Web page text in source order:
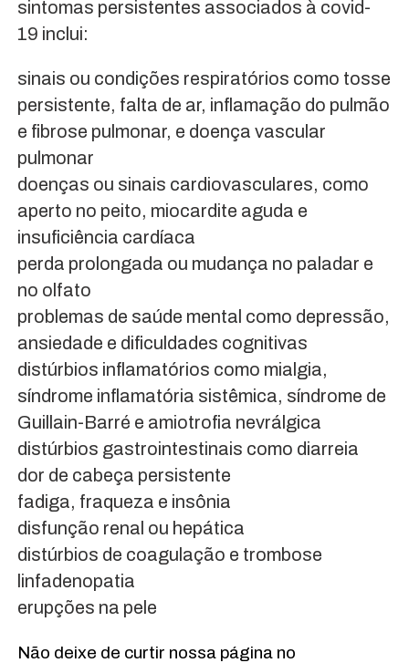
sintomas persistentes associados à covid-
19 inclui:
sinais ou condições respiratórios como tosse
persistente, falta de ar, inflamação do pulmão
e fibrose pulmonar, e doença vascular
pulmonar
doenças ou sinais cardiovasculares, como
aperto no peito, miocardite aguda e
insuficiência cardíaca
perda prolongada ou mudança no paladar e
no olfato
problemas de saúde mental como depressão,
ansiedade e dificuldades cognitivas
distúrbios inflamatórios como mialgia,
síndrome inflamatória sistêmica, síndrome de
Guillain-Barré e amiotrofia nevrálgica
distúrbios gastrointestinais como diarreia
dor de cabeça persistente
fadiga, fraqueza e insônia
disfunção renal ou hepática
distúrbios de coagulação e trombose
linfadenopatia
erupções na pele
Não deixe de curtir nossa página no